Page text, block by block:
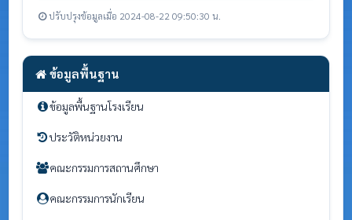
ข้อมูลพื้นฐาน
ข้อมูลพื้นฐานโรงเรียน
ประวัติหน่วยงาน
คณะกรรมการสถานศึกษา
คณะกรรมการนักเรียน
ปรับปรุงข้อมูลเมื่อ 2024-08-22 09:50:30 น.